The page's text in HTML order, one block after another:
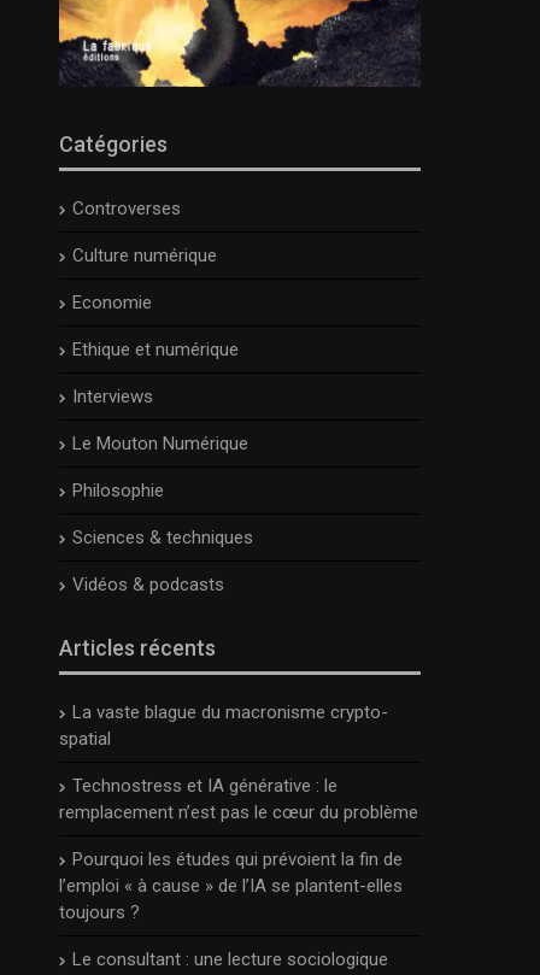
Catégories
Controverses
Culture numérique
Economie
Ethique et numérique
Interviews
Le Mouton Numérique
Philosophie
Sciences & techniques
Vidéos & podcasts
Articles récents
La vaste blague du macronisme crypto-
spatial
Technostress et IA générative : le
remplacement n’est pas le cœur du problème
Pourquoi les études qui prévoient la fin de
l’emploi « à cause » de l’IA se plantent-elles
toujours ?
Le consultant : une lecture sociologique